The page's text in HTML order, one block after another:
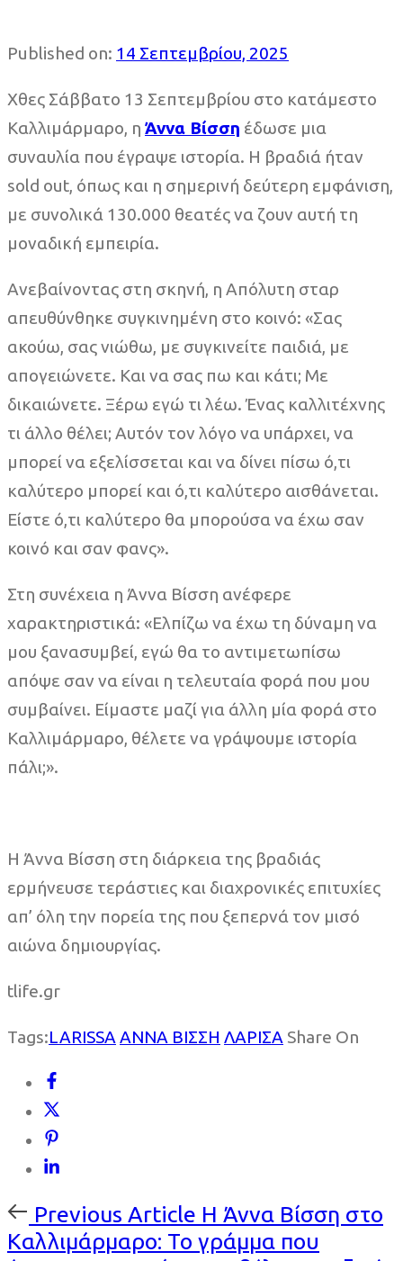
Published on: 14 Σεπτεμβρίου, 2025
Χθες Σάββατο 13 Σεπτεμβρίου στο κατάμεστο
Καλλιμάρμαρο, η Άννα Βίσση έδωσε μια
συναυλία που έγραψε ιστορία. Η βραδιά ήταν
sold out, όπως και η σημερινή δεύτερη εμφάνιση,
με συνολικά 130.000 θεατές να ζουν αυτή τη
μοναδική εμπειρία.
Ανεβαίνοντας στη σκηνή, η Απόλυτη σταρ
απευθύνθηκε συγκινημένη στο κοινό: «Σας
ακούω, σας νιώθω, με συγκινείτε παιδιά, με
απογειώνετε. Και να σας πω και κάτι; Με
δικαιώνετε. Ξέρω εγώ τι λέω. Ένας καλλιτέχνης
τι άλλο θέλει; Αυτόν τον λόγο να υπάρχει, να
μπορεί να εξελίσσεται και να δίνει πίσω ό,τι
καλύτερο μπορεί και ό,τι καλύτερο αισθάνεται.
Είστε ό,τι καλύτερο θα μπορούσα να έχω σαν
κοινό και σαν φανς».
Στη συνέχεια η Άννα Βίσση ανέφερε
χαρακτηριστικά: «Ελπίζω να έχω τη δύναμη να
μου ξανασυμβεί, εγώ θα το αντιμετωπίσω
απόψε σαν να είναι η τελευταία φορά που μου
συμβαίνει. Είμαστε μαζί για άλλη μία φορά στο
Καλλιμάρμαρο, θέλετε να γράψουμε ιστορία
πάλι;».
Η Άννα Βίσση στη διάρκεια της βραδιάς
ερμήνευσε τεράστιες και διαχρονικές επιτυχίες
απ’ όλη την πορεία της που ξεπερνά τον μισό
αιώνα δημιουργίας.
tlife.gr
Tags:LARISSA ΑΝΝΑ ΒΙΣΣΗ ΛΑΡΙΣΑ Share On
Previous
Article
Previous Article Η Άννα Βίσση στο
Καλλιμάρμαρο: Το γράμμα που